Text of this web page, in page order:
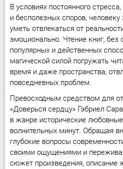
В условиях постоянного
и бесполезных споров,
уметь отвлекаться от
эмоционально. Чтение книг,
популярных и действенных
магической силой погружать
время и даже пространства,
повседневных проблем.
Превосходным средством для
«Доверься сердцу» Гэбриел
в жанре исторические
волнительных минут. Обращая
глубокие вопросы
своими ощущениями и
сюжет произведения, описание